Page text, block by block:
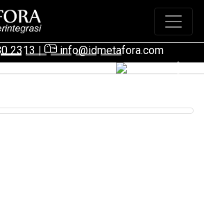
2313|
info@idmetafora.com
Next